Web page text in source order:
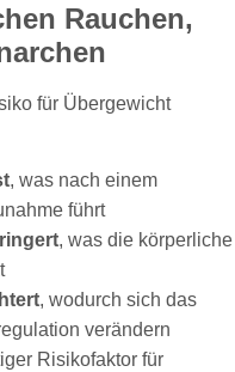
Rauchen,
für Übergewicht
, was nach einem
führt
, was die körperliche
, wodurch sich das
verändern
Risikofaktor für